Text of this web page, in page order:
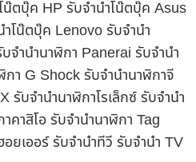
น๊ตบุ๊ค HP รับจำนำโน๊ตบุ๊ค Asus
โน๊ตบุ๊ค Lenovo รับจำนำ
จำนำนาฬิกา Panerai รับจำนำ
กา G Shock รับจำนำนาฬิกาจี
รับจำนำนาฬิกาโรเล็กซ์ รับจำนำ
คาสิโอ รับจำนำนาฬิกา Tag
ยเออร์ รับจำนำทีวี รับจำนำ TV